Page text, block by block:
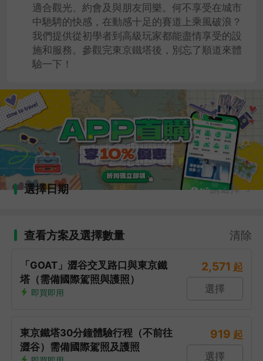
適合觀光、約會及與朋友同樂。何不享受在城市
中馳騁的快感，在動感十足的賽道上乘風破浪？
我們提供從初學者到高級玩家都能盡情享受的設
施和服務。參觀完東京鐵塔後，別忘了順道來體
驗一下！
選擇日期 請選擇
查看方案及選擇數量 清除
「GOAT」澀谷交叉路口與東京鐵
塔（需備國際駕照與護照）
即買即用
2,571 起
選擇
東京鐵塔30分鐘體驗行程（不前往
澀谷）需備國際駕照及護照
919 起
選擇